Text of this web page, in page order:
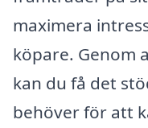
maximera
köpare. Genom
kan du få det
behöver för att